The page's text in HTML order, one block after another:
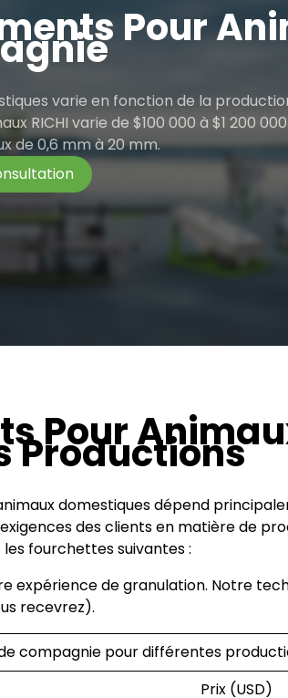
Pour
varie en fonction de la
RICHI varie de $100 000 à $1 200
de 0,6 mm à 20 mm.
Pour
Productions
domestiques dépend
des clients en matière de
fourchettes suivantes :
expérience de granulation. Notre
recevrez).
compagnie pour différentes
Prix (USD)